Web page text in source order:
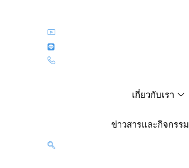
เกี่ยวกับเรา
ข่าวสารและกิจกรรม